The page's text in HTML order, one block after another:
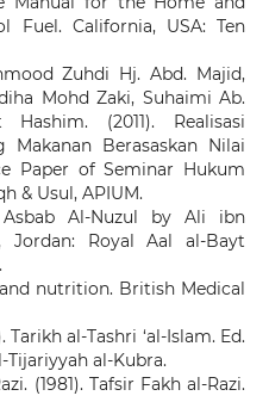
Fuel. California, USA: Ten
Zuhdi Hj. Abd. Majid,
Mohd Zaki, Suhaimi Ab.
(2011). Realisasi
Makanan Berasaskan Nilai
Paper of Seminar Hukum
& Usul, APIUM.
Asbab Al-Nuzul by Ali ibn
Jordan: Royal Aal al-Bayt
and nutrition. British Medical
al-Tashri ‘al-Islam. Ed.
Tijariyyah al-Kubra.
(1981). Tafsir Fakh al-Razi.